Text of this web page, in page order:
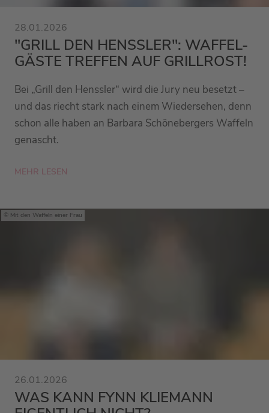
28.01.2026
"GRILL DEN HENSSLER": WAFFEL-
GÄSTE TREFFEN AUF GRILLROST!
Bei „Grill den Henssler“ wird die Jury neu besetzt –
und das riecht stark nach einem Wiedersehen, denn
schon alle haben an Barbara Schönebergers Waffeln
genascht.
MEHR LESEN
Mit den Waffeln einer Frau
26.01.2026
WAS KANN FYNN KLIEMANN